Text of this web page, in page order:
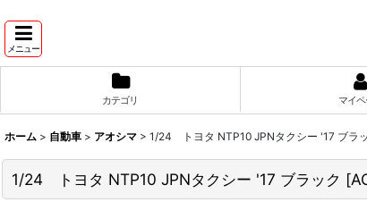
メニュー
カテゴリ マイ
ホーム > 自動車 > アオシマ > 1/24 トヨタ NTP10 JPNタクシー '17 ブラ
1/24 トヨタ NTP10 JPNタクシー '17 ブラック [